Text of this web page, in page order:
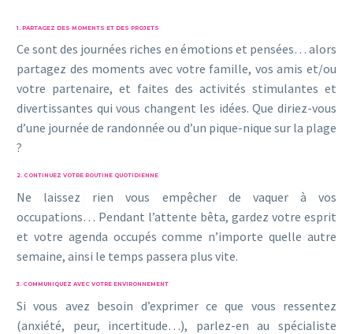
1. PARTAGEZ DES MOMENTS ET DES PROJETS
Ce sont des journées riches en émotions et pensées… alors
partagez des moments avec votre famille, vos amis et/ou
votre partenaire, et faites des activités stimulantes et
divertissantes qui vous changent les idées. Que diriez-vous
d’une journée de randonnée ou d’un pique-nique sur la plage
?
2. CONTINUEZ VOTRE ROUTINE QUOTIDIENNE
Ne laissez rien vous empêcher de vaquer à vos
occupations… Pendant l’attente bêta, gardez votre esprit
et votre agenda occupés comme n’importe quelle autre
semaine, ainsi le temps passera plus vite.
3. COMMUNIQUEZ AVEC VOTRE ENVIRONNEMENT
Si vous avez besoin d’exprimer ce que vous ressentez
(anxiété, peur, incertitude…), parlez-en au spécialiste